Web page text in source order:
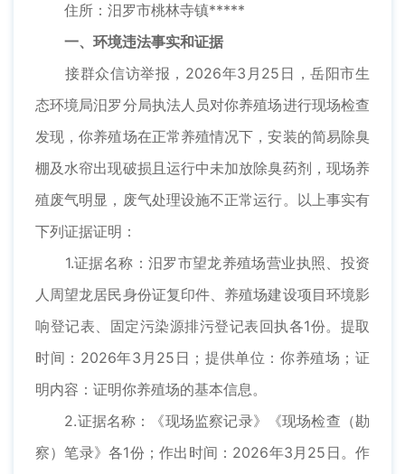
住所：汨罗市桃林寺镇*****
一、环境违法事实和证据
接群众信访举报，2026年3月25日，岳阳市生
态环境局汨罗分局执法人员对你养殖场进行现场检查
发现，你养殖场在正常养殖情况下，安装的简易除臭
棚及水帘出现破损且运行中未加放除臭药剂，现场养
殖废气明显，废气处理设施不正常运行。以上事实有
下列证据证明：
1.证据名称：汨罗市望龙养殖场营业执照、投资
人周望龙居民身份证复印件、养殖场建设项目环境影
响登记表、固定污染源排污登记表回执各1份。提取
时间：2026年3月25日；提供单位：你养殖场；证
明内容：证明你养殖场的基本信息。
2.证据名称：《现场监察记录》《现场检查（勘
察）笔录》各1份；作出时间：2026年3月25日。作